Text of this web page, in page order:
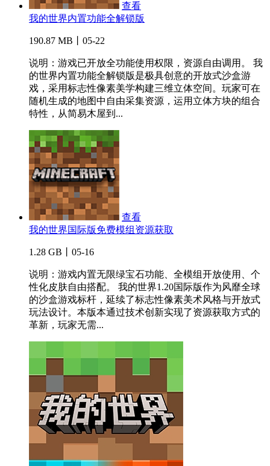
查看
我的世界内置功能全解锁版
190.87 MB丨05-22
说明：游戏已开放全功能使用权限，资源自由调用。 我
的世界内置功能全解锁版是极具创意的开放式沙盒游
戏，采用标志性像素美学构建三维立体空间。玩家可在
随机生成的地图中自由采集资源，运用立体方块的组合
特性，从简易木屋到...
查看
我的世界国际版免费模组资源获取
1.28 GB丨05-16
说明：游戏内置无限绿宝石功能、全模组开放使用、个
性化皮肤自由搭配。 我的世界1.20国际版作为风靡全球
的沙盒游戏标杆，延续了标志性像素美术风格与开放式
玩法设计。本版本通过技术创新实现了资源获取方式的
革新，玩家无需...